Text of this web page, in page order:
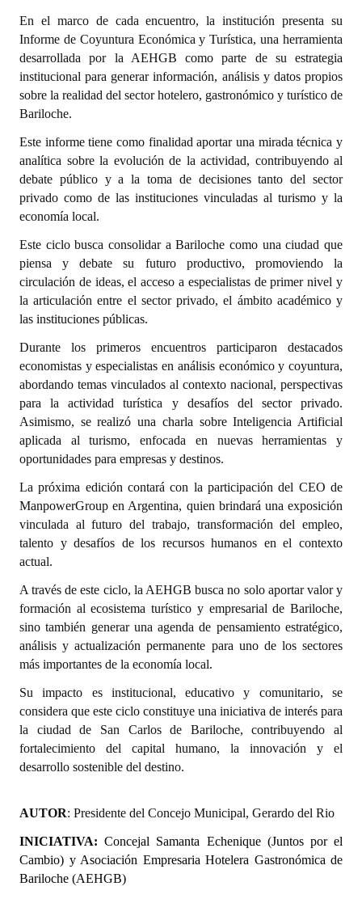
NORMATIVA
Comunicaciones
Declaraciones
Resoluciones
Resoluciones de Presidencia
INSTITUCIONAL
Antiguos Pobladores
Noticias Destacadas
Registros y Distinciones
Datos Históricos
Premio al Mérito - Registro
Audiencias Públicas - Registro
Mujeres que Dejaron Huellas - Registro
Periodistas Decanos - Registro
Ciudadano Ilustre - Registro
Banca del Vecino - Registro
Huéspedes de Honor - Registro
Antiguos Pobladores - Registro
Reconocimientos - Registro
Bariloche, Municipio intercultural
Entrega de distinciones
REFORMA DE LA CARTA ORGÁNICA
En el marco de cada encuentro, la institución presenta su
Informe de Coyuntura Económica y Turística, una herramienta
desarrollada por la AEHGB como parte de su estrategia
institucional para generar información, análisis y datos propios
sobre la realidad del sector hotelero, gastronómico y turístico de
Bariloche.
Este informe tiene como finalidad aportar una mirada técnica y
analítica sobre la evolución de la actividad, contribuyendo al
debate público y a la toma de decisiones tanto del sector
privado como de las instituciones vinculadas al turismo y la
economía local.
Este ciclo busca consolidar a Bariloche como una ciudad que
piensa y debate su futuro productivo, promoviendo la
circulación de ideas, el acceso a especialistas de primer nivel y
la articulación entre el sector privado, el ámbito académico y
las instituciones públicas.
Durante los primeros encuentros participaron destacados
economistas y especialistas en análisis económico y coyuntura,
abordando temas vinculados al contexto nacional, perspectivas
para la actividad turística y desafíos del sector privado.
Asimismo, se realizó una charla sobre Inteligencia Artificial
aplicada al turismo, enfocada en nuevas herramientas y
oportunidades para empresas y destinos.
La próxima edición contará con la participación del CEO de
ManpowerGroup en Argentina, quien brindará una exposición
vinculada al futuro del trabajo, transformación del empleo,
talento y desafíos de los recursos humanos en el contexto
actual.
A través de este ciclo, la AEHGB busca no solo aportar valor y
formación al ecosistema turístico y empresarial de Bariloche,
sino también generar una agenda de pensamiento estratégico,
análisis y actualización permanente para uno de los sectores
más importantes de la economía local.
Su impacto es institucional, educativo y comunitario, se
considera que este ciclo constituye una iniciativa de interés para
la ciudad de San Carlos de Bariloche, contribuyendo al
fortalecimiento del capital humano, la innovación y el
desarrollo sostenible del destino.
AUTOR: Presidente del Concejo Municipal, Gerardo del Rio
INICIATIVA: Concejal Samanta Echenique (Juntos por el
Cambio) y Asociación Empresaria Hotelera Gastronómica de
Bariloche (AEHGB)